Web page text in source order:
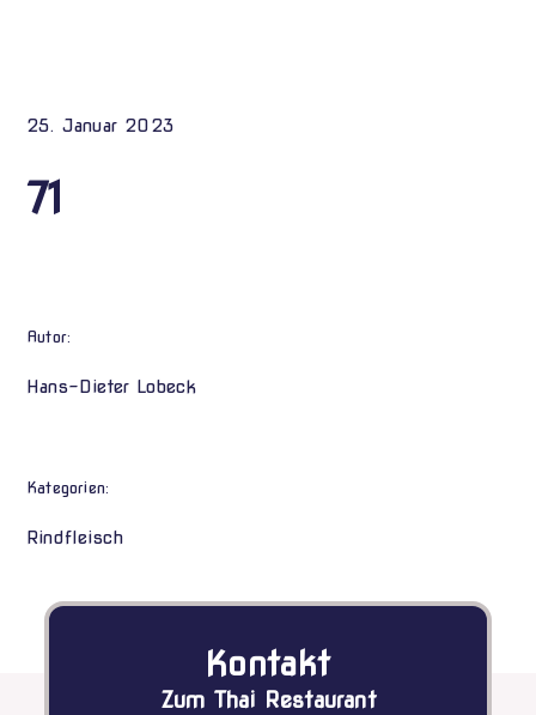
25. Januar 2023
71
Autor:
Hans-Dieter Lobeck
Kategorien:
Rindfleisch
Kontakt
Zum Thai Restaurant